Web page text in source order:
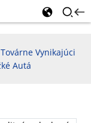
Vynikajúci
Autá